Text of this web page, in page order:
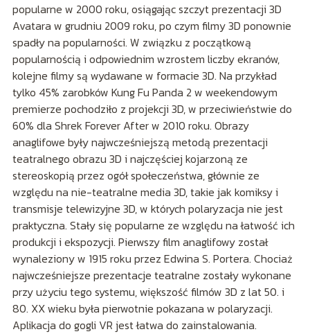
popularne w 2000 roku, osiągając szczyt prezentacji 3D
Avatara w grudniu 2009 roku, po czym filmy 3D ponownie
spadły na popularności. W związku z początkową
popularnością i odpowiednim wzrostem liczby ekranów,
kolejne filmy są wydawane w formacie 3D. Na przykład
tylko 45% zarobków Kung Fu Panda 2 w weekendowym
premierze pochodziło z projekcji 3D, w przeciwieństwie do
60% dla Shrek Forever After w 2010 roku. Obrazy
anaglifowe były najwcześniejszą metodą prezentacji
teatralnego obrazu 3D i najczęściej kojarzoną ze
stereoskopią przez ogół społeczeństwa, głównie ze
względu na nie-teatralne media 3D, takie jak komiksy i
transmisje telewizyjne 3D, w których polaryzacja nie jest
praktyczna. Stały się popularne ze względu na łatwość ich
produkcji i ekspozycji. Pierwszy film anaglifowy został
wynaleziony w 1915 roku przez Edwina S. Portera. Chociaż
najwcześniejsze prezentacje teatralne zostały wykonane
przy użyciu tego systemu, większość filmów 3D z lat 50. i
80. XX wieku była pierwotnie pokazana w polaryzacji.
Aplikacja do gogli VR jest łatwa do zainstalowania.